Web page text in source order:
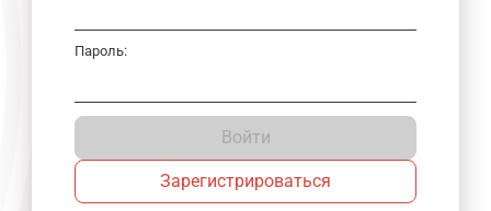
Пароль:
Войти
Зарегистрироваться